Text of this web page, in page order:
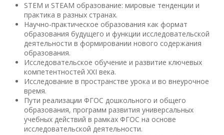
STEM и STEAM образование: мировые тенденции и
практика в разных странах.
Научно-практическое образования как формат
образования будущего и функции исследовательской
деятельности в формировании нового содержания
образования.
Исследовательское обучение и развитие ключевых
компетентностей XXI века.
Исследование в пространстве урока и во внеурочное
время.
Пути реализации ФГОС дошкольного и общего
образования, программ развития универсальных
учебных действий в рамках ФГОС на основе
исследовательской деятельности.